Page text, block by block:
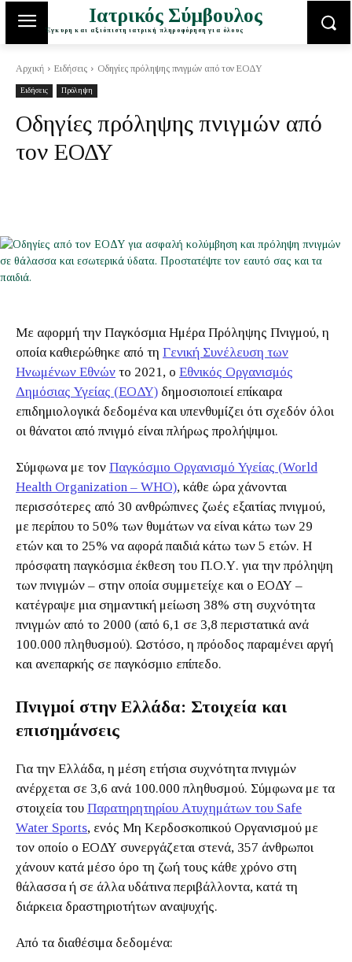
Ιατρικός Σύμβουλος
Έγκυρη και αξιόπιστη ιατρική πληροφόρηση για όλους
Αρχική Ειδήσεις Οδηγίες πρόληψης πνιγμών από τον ΕΟΔΥ
Ειδήσεις Πρόληψη
Οδηγίες πρόληψης πνιγμών από
τον ΕΟΔΥ
Με αφορμή την Παγκόσμια Ημέρα Πρόληψης Πνιγμού, η
οποία καθιερώθηκε από τη Γενική Συνέλευση των
Ηνωμένων Εθνών το 2021, ο Εθνικός Οργανισμός
Δημόσιας Υγείας (ΕΟΔΥ) δημοσιοποιεί επίκαιρα
επιδημιολογικά δεδομένα και υπενθυμίζει ότι σχεδόν όλοι
οι θάνατοι από πνιγμό είναι πλήρως προλήψιμοι.
Σύμφωνα με τον Παγκόσμιο Οργανισμό Υγείας (World
Health Organization – WHO), κάθε ώρα χάνονται
περισσότερες από 30 ανθρώπινες ζωές εξαιτίας πνιγμού,
με περίπου το 50% των θυμάτων να είναι κάτω των 29
ετών και το 25% να αφορά παιδιά κάτω των 5 ετών. Η
πρόσφατη παγκόσμια έκθεση του Π.Ο.Υ. για την πρόληψη
των πνιγμών – στην οποία συμμετείχε και ο ΕΟΔΥ –
κατέγραψε μια σημαντική μείωση 38% στη συχνότητα
πνιγμών από το 2000 (από 6,1 σε 3,8 περιστατικά ανά
100.000 πληθυσμού). Ωστόσο, η πρόοδος παραμένει αργή
και ανεπαρκής σε παγκόσμιο επίπεδο.
Πνιγμοί στην Ελλάδα: Στοιχεία και
επισημάνσεις
Για την Ελλάδα, η μέση ετήσια συχνότητα πνιγμών
ανέρχεται σε 3,6 ανά 100.000 πληθυσμού. Σύμφωνα με τα
στοιχεία του Παρατηρητηρίου Ατυχημάτων του Safe
Water Sports, ενός Μη Κερδοσκοπικού Οργανισμού με
τον οποίο ο ΕΟΔΥ συνεργάζεται στενά, 357 άνθρωποι
χάνουν κατά μέσο όρο τη ζωή τους κάθε χρόνο στη
θάλασσα ή σε άλλα υδάτινα περιβάλλοντα, κατά τη
διάρκεια δραστηριοτήτων αναψυχής.
Από τα διαθέσιμα δεδομένα: